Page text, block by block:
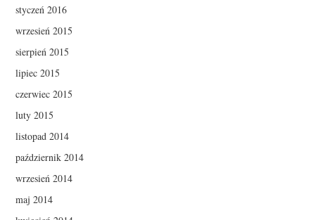
styczeń 2016
wrzesień 2015
sierpień 2015
lipiec 2015
czerwiec 2015
luty 2015
listopad 2014
październik 2014
wrzesień 2014
maj 2014